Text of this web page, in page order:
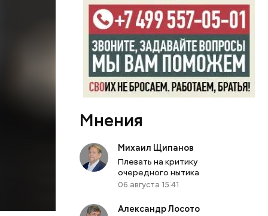
дворе
не
и
Мнения
Михаил Щипанов
Плевать на критику
очередного нытика
06 августа 15:41
Александр Лосото